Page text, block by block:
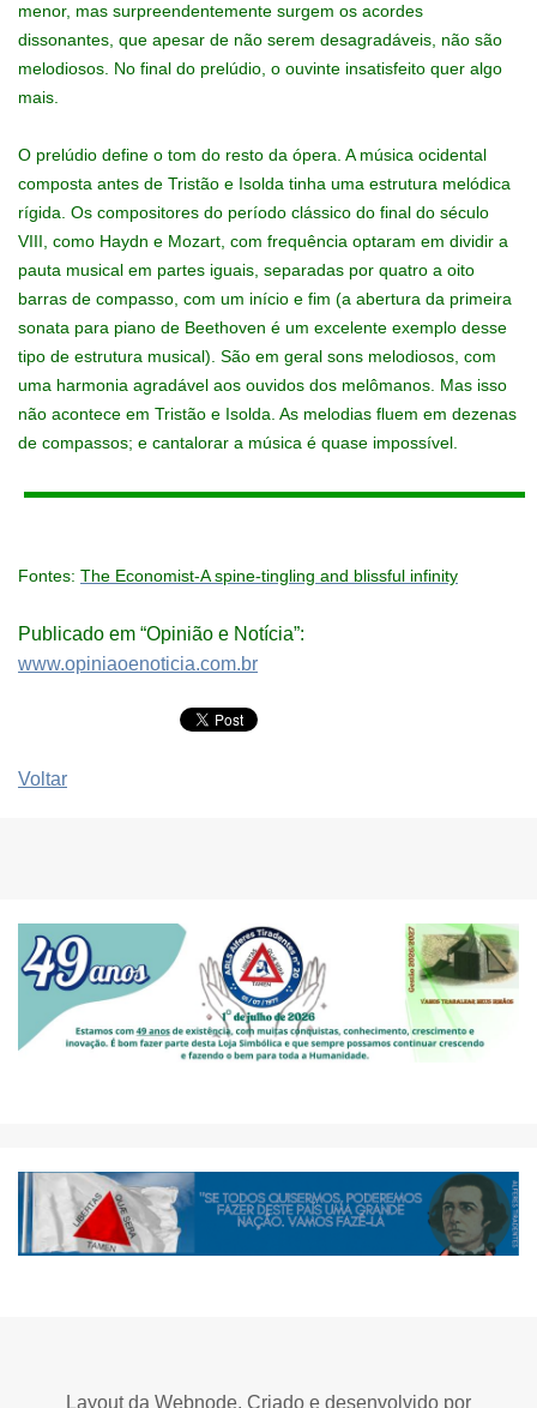
menor, mas surpreendentemente surgem os acordes
dissonantes, que apesar de não serem desagradáveis, não são
melodiosos. No final do prelúdio, o ouvinte insatisfeito quer algo
mais.
O prelúdio define o tom do resto da ópera. A música ocidental
composta antes de Tristão e Isolda tinha uma estrutura melódica
rígida. Os compositores do período clássico do final do século
VIII, como Haydn e Mozart, com frequência optaram em dividir a
pauta musical em partes iguais, separadas por quatro a oito
barras de compasso, com um início e fim (a abertura da primeira
sonata para piano de Beethoven é um excelente exemplo desse
tipo de estrutura musical). São em geral sons melodiosos, com
uma harmonia agradável aos ouvidos dos melômanos. Mas isso
não acontece em Tristão e Isolda. As melodias fluem em dezenas
de compassos; e cantalorar a música é quase impossível.
Fontes: The Economist-A spine-tingling and blissful infinity
Publicado em “Opinião e Notícia”:
www.opiniaoenoticia.com.br
Voltar
Layout da Webnode. Criado e desenvolvido por